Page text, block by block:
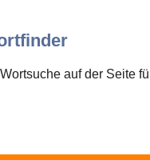
auf der Seite